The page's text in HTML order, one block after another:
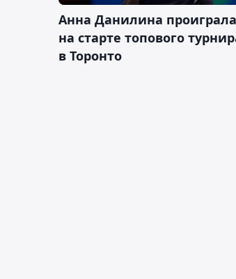
Анна Данилина проиграла
на старте топового
в Торонто